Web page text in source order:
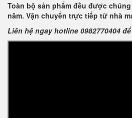
Toàn bộ sản phẩm đều được
năm. Vận chuyển trực tiếp từ nhà
Liên hệ ngay hotline 0982770404